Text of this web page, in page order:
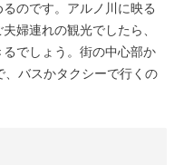
のです。アルノ川に映る
婦連れの観光でしたら、
でしょう。街の中心部か
、バスかタクシーで行くの